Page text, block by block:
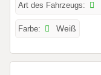
Art des Fahrzeugs:
Farbe: Weiß